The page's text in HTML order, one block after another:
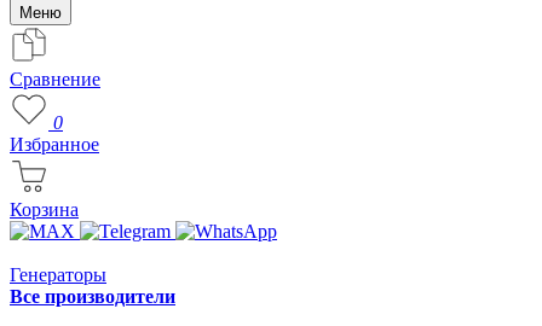
Меню
Сравнение
0
Избранное
Корзина
Генераторы
Все производители